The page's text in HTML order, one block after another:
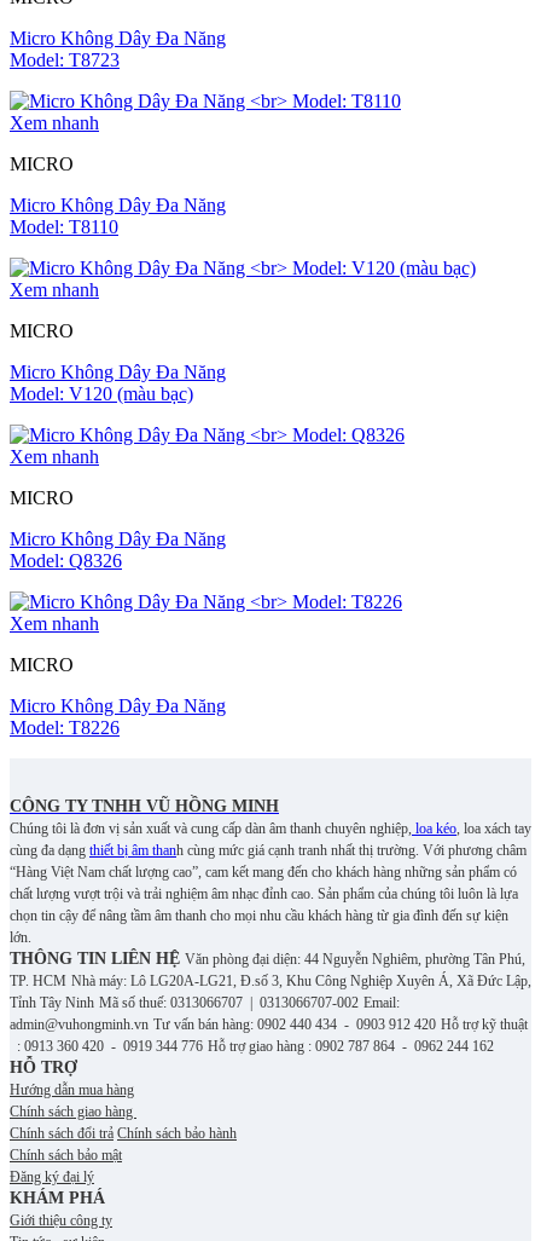
Micro Không Dây Đa Năng
Model: T8723
Xem nhanh
MICRO
Micro Không Dây Đa Năng
Model: T8110
Xem nhanh
MICRO
Micro Không Dây Đa Năng
Model: V120 (màu bạc)
Xem nhanh
MICRO
Micro Không Dây Đa Năng
Model: Q8326
Xem nhanh
MICRO
Micro Không Dây Đa Năng
Model: T8226
CÔNG TY TNHH VŨ HỒNG MINH
Chúng tôi là đơn vị sản xuất và cung cấp dàn âm thanh chuyên nghiệp, loa kéo, loa xách tay
cùng đa dạng thiết bị âm thanh cùng mức giá cạnh tranh nhất thị trường. Với phương châm
“Hàng Việt Nam chất lượng cao”, cam kết mang đến cho khách hàng những sản phẩm có
chất lượng vượt trội và trải nghiệm âm nhạc đỉnh cao. Sản phẩm của chúng tôi luôn là lựa
chọn tin cậy để nâng tầm âm thanh cho mọi nhu cầu khách hàng từ gia đình đến sự kiện
lớn.
THÔNG TIN LIÊN HỆ Văn phòng đại diện: 44 Nguyễn Nghiêm, phường Tân Phú,
TP. HCM Nhà máy: Lô LG20A-LG21, Đ.số 3, Khu Công Nghiệp Xuyên Á, Xã Đức Lập,
Tỉnh Tây Ninh Mã số thuế: 0313066707 | 0313066707-002 Email:
admin@vuhongminh.vn Tư vấn bán hàng: 0902 440 434 - 0903 912 420 Hỗ trợ kỹ thuật
: 0913 360 420 - 0919 344 776 Hỗ trợ giao hàng : 0902 787 864 - 0962 244 162
HỖ TRỢ
Hướng dẫn mua hàng
Chính sách giao hàng
Chính sách đổi trả Chính sách bảo hành
Chính sách bảo mật
Đăng ký đại lý
KHÁM PHÁ
Giới thiệu công ty